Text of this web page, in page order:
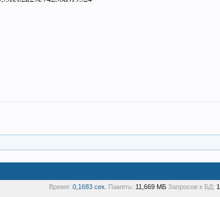
Время: 0,1683 сек. Память: 11,669 МБ Запросов к БД: